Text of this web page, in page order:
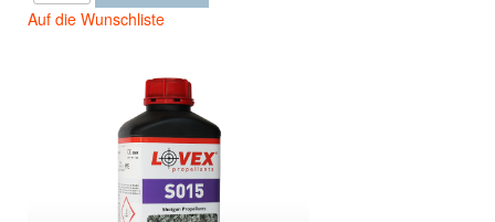
Auf die Wunschliste